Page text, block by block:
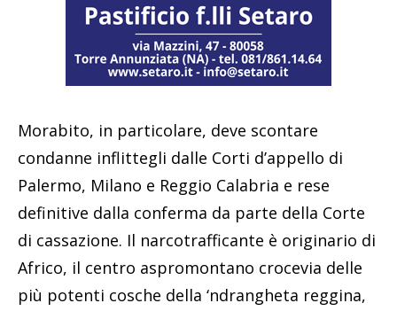
Morabito, in particolare, deve scontare
condanne inflittegli dalle Corti d’appello di
Palermo, Milano e Reggio Calabria e rese
definitive dalla conferma da parte della Corte
di cassazione. Il narcotrafficante è originario di
Africo, il centro aspromontano crocevia delle
più potenti cosche della ‘ndrangheta reggina,